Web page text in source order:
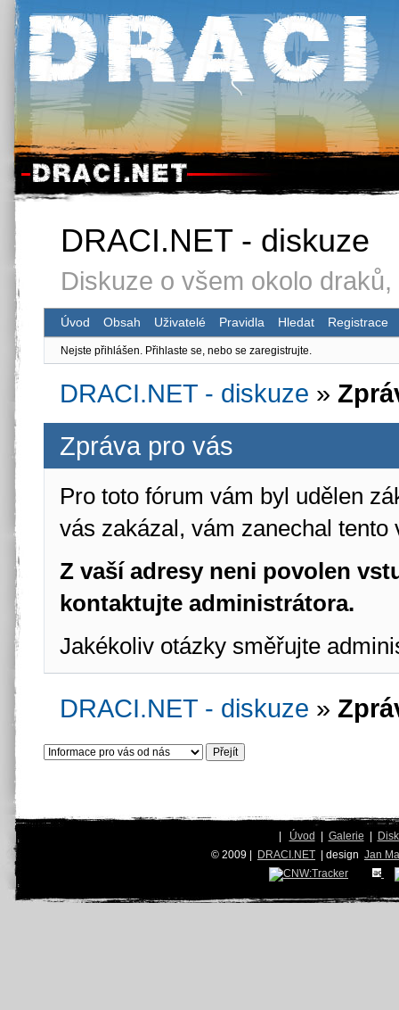
DRACI.NET - diskuze
Diskuze o všem okolo
Úvod Obsah Uživatelé Pravidla Hledat Registrace
Nejste přihlášen. Přihlaste se, nebo se zaregistrujte.
DRACI.NET - diskuze »
Zpráva pro vás
Pro toto fórum vám byl udělen
vás zakázal, vám zanechal tento
Z vaší adresy neni povolen
kontaktujte administrátora.
Jakékoliv otázky směřujte
DRACI.NET - diskuze »
| Úvod | Galerie |
© 2009 | DRACI.NET | design Jan